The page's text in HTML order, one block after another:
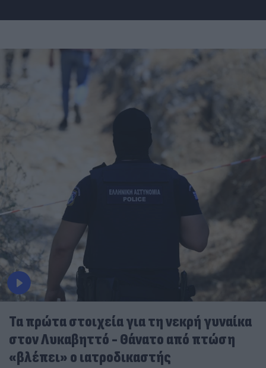
Τα πρώτα στοιχεία για τη νεκρή γυναίκα
στον Λυκαβηττό - Θάνατο από πτώση
«βλέπει» ο ιατροδικαστής